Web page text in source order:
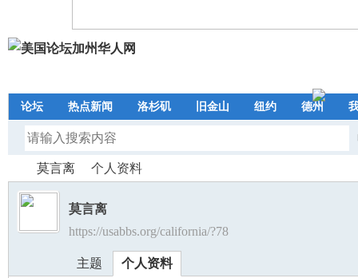
论坛 热点新闻 洛杉矶 旧金山 纽约 德州
美›
莫言离
›
个人资料
莫言离
https://usabbs.org/california/?78
主题 个人资料